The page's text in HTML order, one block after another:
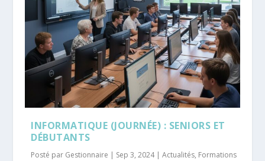
INFORMATIQUE (JOURNÉE) : SENIORS ET
DÉBUTANTS
Posté par Gestionnaire | Sep 3, 2024|Actualités, Formations